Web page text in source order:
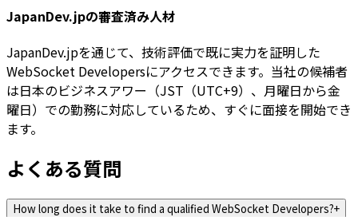
JapanDev.jpの審査済み人材
JapanDev.jpを通じて、技術評価で既に実力を証明した
WebSocket Developersにアクセスできます。当社の候補者
は日本のビジネスアワー（JST（UTC+9）、月曜日から金
曜日）での勤務に対応しているため、すぐに面接を開始でき
ます。
よくある質問
How long does it take to find a qualified WebSocket Developers?+